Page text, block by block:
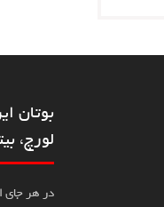
بوتان
لورچ،
در هر جای